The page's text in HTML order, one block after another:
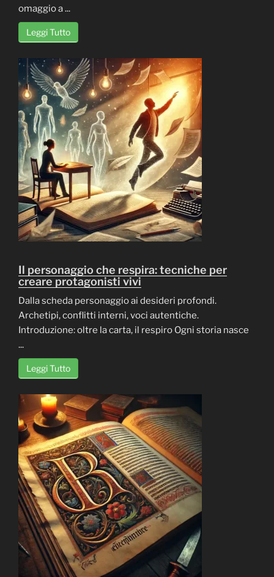
omaggio a ...
Leggi Tutto
Il personaggio che respira: tecniche per
creare protagonisti vivi
Dalla scheda personaggio ai desideri profondi.
Archetipi, conflitti interni, voci autentiche.
Introduzione: oltre la carta, il respiro Ogni storia nasce
...
Leggi Tutto